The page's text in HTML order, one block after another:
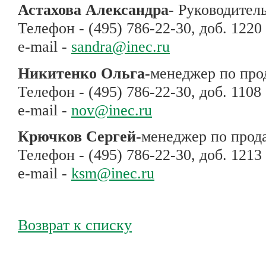
Астахова Александра-
Телефон - (495) 786-22-30, доб. 1220
e-mail - sandra@inec.ru
Никитенко Ольга-менеджер по
Телефон - (495) 786-22-30, доб. 1108
e-mail - nov@inec.ru
Крючков Сергей-менеджер по
Телефон - (495) 786-22-30, доб. 1213
e-mail - ksm@inec.ru
Возврат к списку